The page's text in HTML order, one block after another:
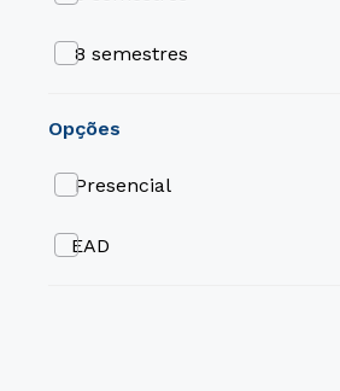
8 semestres
opções
Presencial
EAD